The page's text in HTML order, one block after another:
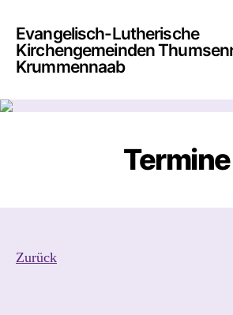
Evangelisch-Lutherische
Kirchengemeinden
Krummennaab
Termine
Zurück